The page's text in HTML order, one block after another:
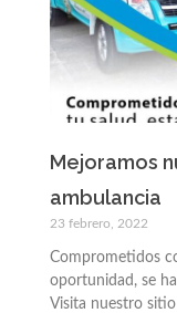
Mejoramos
ambulancia
23 febrero, 2022
Comprometidos
oportunidad, se
Visita nuestro